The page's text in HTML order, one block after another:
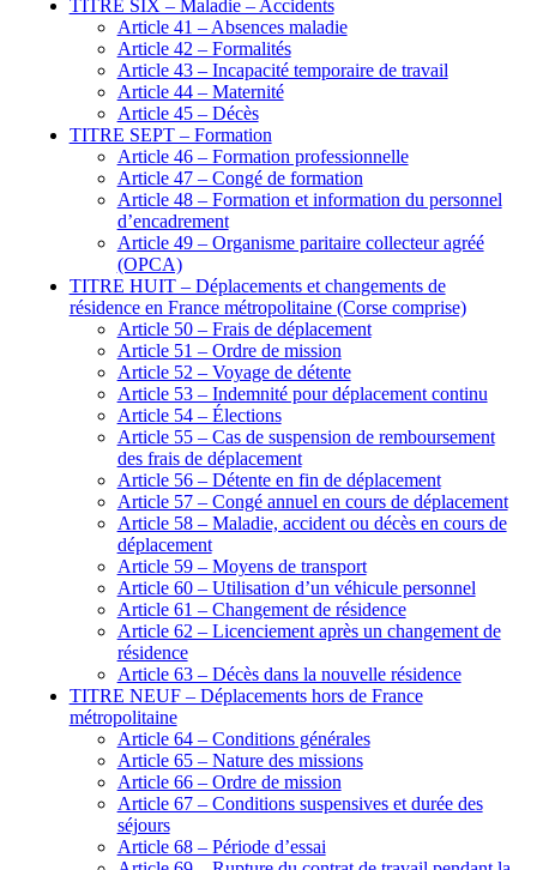
TITRE SIX – Maladie – Accidents
Article 41 – Absences maladie
Article 42 – Formalités
Article 43 – Incapacité temporaire de travail
Article 44 – Maternité
Article 45 – Décès
TITRE SEPT – Formation
Article 46 – Formation professionnelle
Article 47 – Congé de formation
Article 48 – Formation et information du personnel
d’encadrement
Article 49 – Organisme paritaire collecteur agréé
(OPCA)
TITRE HUIT – Déplacements et changements de
résidence en France métropolitaine (Corse comprise)
Article 50 – Frais de déplacement
Article 51 – Ordre de mission
Article 52 – Voyage de détente
Article 53 – Indemnité pour déplacement continu
Article 54 – Élections
Article 55 – Cas de suspension de remboursement
des frais de déplacement
Article 56 – Détente en fin de déplacement
Article 57 – Congé annuel en cours de déplacement
Article 58 – Maladie, accident ou décès en cours de
déplacement
Article 59 – Moyens de transport
Article 60 – Utilisation d’un véhicule personnel
Article 61 – Changement de résidence
Article 62 – Licenciement après un changement de
résidence
Article 63 – Décès dans la nouvelle résidence
TITRE NEUF – Déplacements hors de France
métropolitaine
Article 64 – Conditions générales
Article 65 – Nature des missions
Article 66 – Ordre de mission
Article 67 – Conditions suspensives et durée des
séjours
Article 68 – Période d’essai